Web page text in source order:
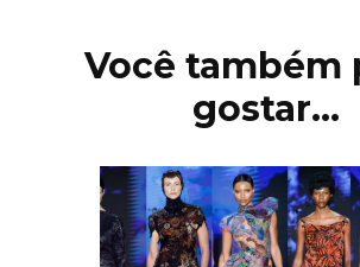
postVocê também
gostar...